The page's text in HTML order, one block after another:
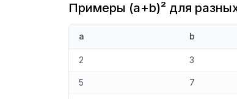
Примеры (a+b)² для
a b
2 3
5 7